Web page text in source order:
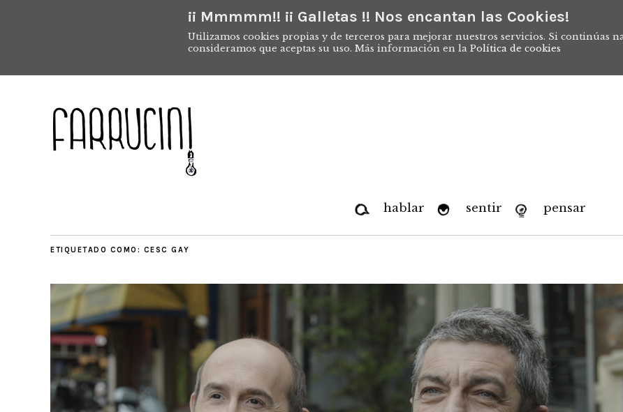
¡¡ Mmmmm!! ¡¡ Galletas !! Nos encantan las Cookies!
Utilizamos cookies propias y de terceros para mejorar nuestros servicios. Si continúas
consideramos que aceptas su uso. Más información en la Política de cookies
hablar sentir pensar
ETIQUETADO COMO: CESC GAY